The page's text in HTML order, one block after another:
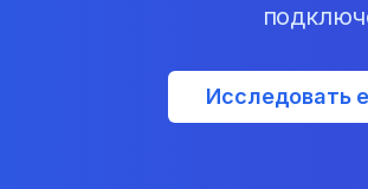
Исследовать